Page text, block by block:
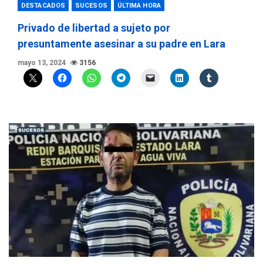
DESTACADOS SUCESOS ÚLTIMA HORA
Privado de libertad a sujeto por
presuntamente asesinar a su padre en Lara
mayo 13, 2024 3156